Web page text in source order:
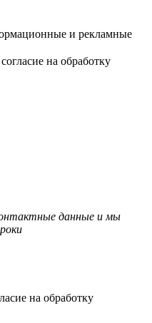
и рекламные
на обработку
данные и мы
на обработку